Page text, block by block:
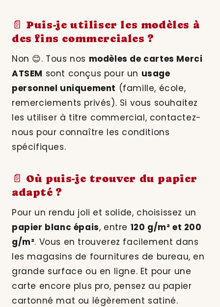
📄 Puis-je utiliser les modèles à
des fins commerciales ?
Non 😊. Tous nos modèles de cartes Merci
ATSEM sont conçus pour un usage
personnel uniquement (famille, école,
remerciements privés). Si vous souhaitez
les utiliser à titre commercial, contactez-
nous pour connaître les conditions
spécifiques.
📄 Où puis-je trouver du papier
adapté ?
Pour un rendu joli et solide, choisissez un
papier blanc épais, entre 120 g/m² et 200
g/m². Vous en trouverez facilement dans
les magasins de fournitures de bureau, en
grande surface ou en ligne. Et pour une
carte encore plus pro, pensez au papier
cartonné mat ou légèrement satiné.